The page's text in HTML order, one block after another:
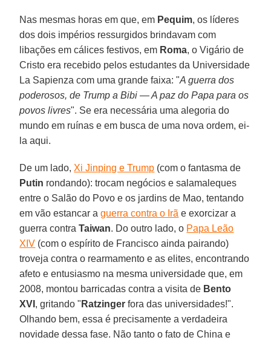
Nas mesmas horas em que, em Pequim, os líderes
dos dois impérios ressurgidos brindavam com
libações em cálices festivos, em Roma, o Vigário de
Cristo era recebido pelos estudantes da Universidade
La Sapienza com uma grande faixa: "A guerra dos
poderosos, de Trump a Bibi — A paz do Papa para os
povos livres". Se era necessária uma alegoria do
mundo em ruínas e em busca de uma nova ordem, ei-
la aqui.
De um lado, Xi Jinping e Trump (com o fantasma de
Putin rondando): trocam negócios e salamaleques
entre o Salão do Povo e os jardins de Mao, tentando
em vão estancar aguerra contra o Irã e exorcizar a
guerra contraTaiwan. Do outro lado, o Papa Leão
XIV (com o espírito de Francisco ainda pairando)
troveja contra o rearmamento e as elites, encontrando
afeto e entusiasmo na mesma universidade que, em
2008, montou barricadas contra a visita de Bento
XVI , gritando " Ratzinger fora das universidades!".
Olhando bem, essa é precisamente a verdadeira
novidade dessa fase. Não tanto o fato de China e